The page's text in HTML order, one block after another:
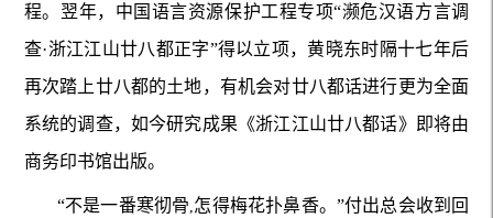
程。翌年，中国语言资源保护工程专项“濒危汉语方言调
查·浙江江山廿八都正字”得以立项，黄晓东时隔十七年后
再次踏上廿八都的土地，有机会对廿八都话进行更为全面
系统的调查，如今研究成果《浙江江山廿八都话》即将由
商务印书馆出版。
“不是一番寒彻骨 怎得梅花扑鼻香。”付出总会收到回